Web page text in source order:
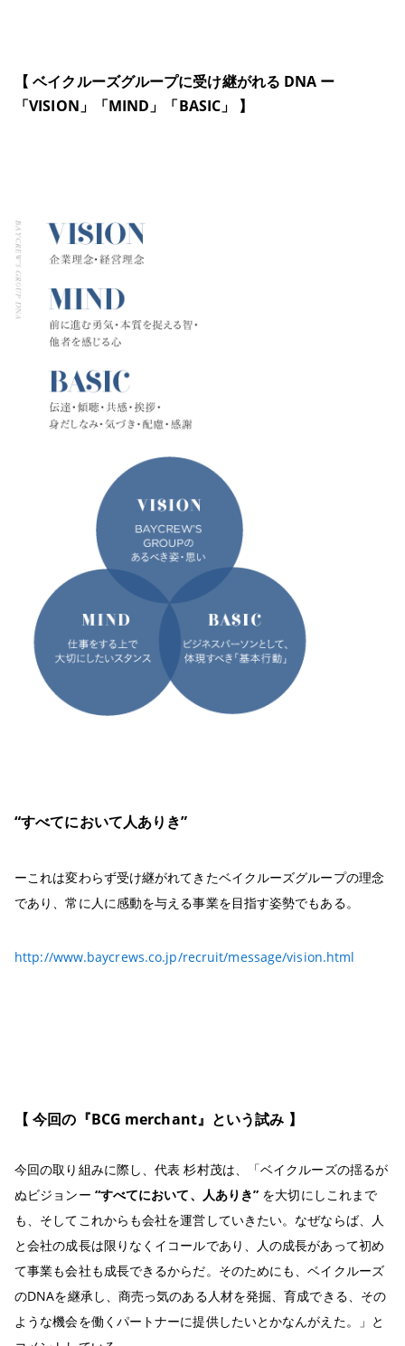
【 ベイクルーズグループに受け継がれる DNA ー
「VISION」「MIND」「BASIC」 】
“すべてにおいて人ありき”
ーこれは変わらず受け継がれてきたベイクルーズグループの理念
であり、常に人に感動を与える事業を目指す姿勢でもある。
http://www.baycrews.co.jp/recruit/message/vision.html
【 今回の『BCG merchant』という試み 】
今回の取り組みに際し、代表 杉村茂は、「ベイクルーズの揺るが
ぬビジョンー “すべてにおいて、人ありき” を大切にしこれまで
も、そしてこれからも会社を運営していきたい。なぜならば、人
と会社の成長は限りなくイコールであり、人の成長があって初め
て事業も会社も成長できるからだ。そのためにも、ベイクルーズ
のDNAを継承し、商売っ気のある人材を発掘、育成できる、その
ような機会を働くパートナーに提供したいとかなんがえた。」と